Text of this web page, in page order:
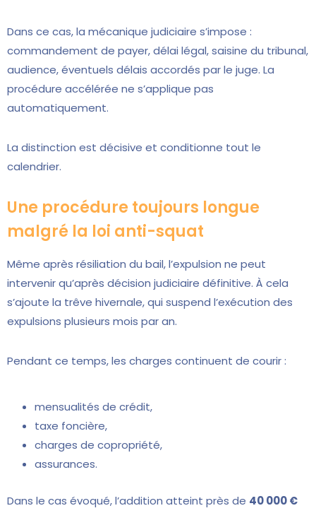
Dans ce cas, la mécanique judiciaire s’impose :
commandement de payer, délai légal, saisine du tribunal,
audience, éventuels délais accordés par le juge. La
procédure accélérée ne s’applique pas
automatiquement.
La distinction est décisive et conditionne tout le
calendrier.
Une procédure toujours longue
malgré la loi anti-squat
Même après résiliation du bail, l’expulsion ne peut
intervenir qu’après décision judiciaire définitive. À cela
s’ajoute la trêve hivernale, qui suspend l’exécution des
expulsions plusieurs mois par an.
Pendant ce temps, les charges continuent de courir :
mensualités de crédit,
taxe foncière,
charges de copropriété,
assurances.
Dans le cas évoqué, l’addition atteint près de 40 000 €